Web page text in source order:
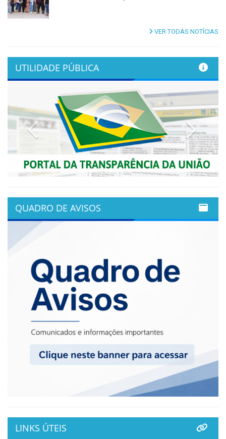
VER TODAS NOTÍCIAS
UTILIDADE PÚBLICA
Previous Next
QUADRO DE AVISOS
LINKS ÚTEIS